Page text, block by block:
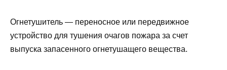
Огнетушитель — переносное или передвижное
устройство для тушения очагов пожара за счет
выпуска запасенного огнетушащего вещества.